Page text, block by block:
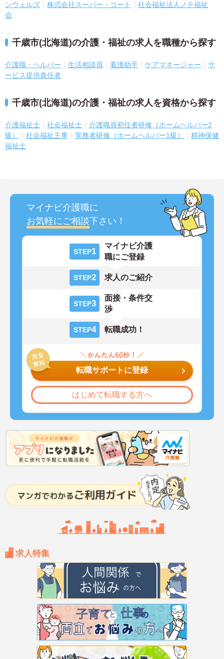
ンウェルズ
株式会社スーパー・コート
社会福祉法人ノテ福祉
会
千歳市(北海道)の介護・福祉の求人を職種から探す
介護職・ヘルパー 生活相談員 看護助手 ケアマネージャー
サ
ービス提供責任者
千歳市(北海道)の介護・福祉の求人を資格から探す
介護福祉士 社会福祉士
介護職員初任者研修（ホームヘルパー2
級）
社会福祉主事 実務者研修（ホームヘルパー1級）
精神保健
福祉士
マイナビ介護職に
お気軽にご相談下さい！
STEP1
マイナビ介護
職にご登録
STEP2 求人のご紹介
STEP3
面接・条件交
渉
STEP4 転職成功！
転職サポートに登録
はじめて転職する方へ
求人特集